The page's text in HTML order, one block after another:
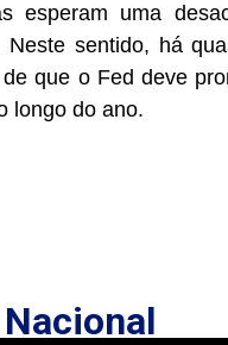
esperam uma
sentido, há
que o Fed deve
longo do ano.